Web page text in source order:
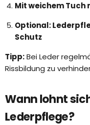
Mit weichem Tuch
Optional:
Schutz
Tipp:Bei Leder
Rissbildung zu
Wann lohnt
Lederpflege?